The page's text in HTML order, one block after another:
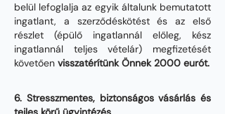
belül lefoglalja az egyik általunk bemutatott
ingatlant, a szerződéskötést és az első
részlet (épülő ingatlannál előleg, kész
ingatlannál teljes vételár) megfizetését
követően visszatérítünk Önnek 2000 eurót.
6. Stresszmentes, biztonságos vásárlás és